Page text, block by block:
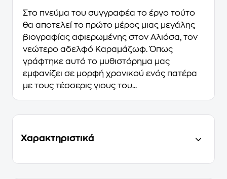
Στο πνεύμα του συγγραφέα το έργο τούτο
θα αποτελεί το πρώτο μέρος μιας μεγάλης
βιογραφίας αφιερωμένης στον Αλιόσα, τον
νεώτερο αδελφό Καραμάζωφ. Όπως
γράφτηκε αυτό το μυθιστόρημα μας
εμφανίζει σε μορφή χρονικού ενός πατέρα
με τους τέσσερις γιους του...
Χαρακτηριστικά